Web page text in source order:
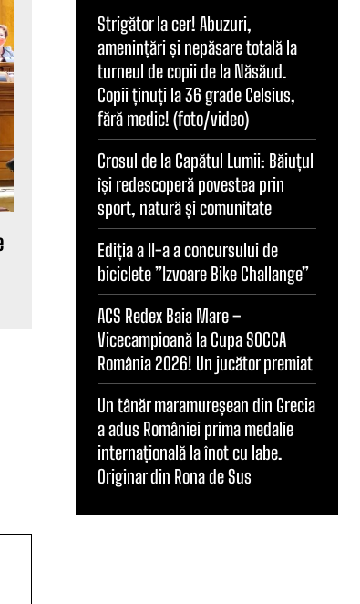
Strigător la cer! Abuzuri,
amenințări și nepăsare totală la
turneul de copii de la Năsăud.
Copii ținuți la 36 grade Celsius,
fără medic! (foto/video)
Crosul de la Capătul Lumii: Băiuțul
își redescoperă povestea prin
sport, natură și comunitate
Ediția a II-a a concursului de
biciclete ”Izvoare Bike Challange”
ACS Redex Baia Mare –
Vicecampioană la Cupa SOCCA
România 2026! Un jucător premiat
Un tânăr maramureșean din Grecia
a adus României prima medalie
internațională la înot cu labe.
Originar din Rona de Sus